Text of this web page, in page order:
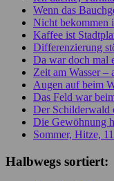
Wenn das
Nicht bekommen
Kaffee ist
Differenzierung
Da war doch mal
Zeit am Wasser –
Augen auf beim
Das Feld war
Der Schilderwald
Die Gewöhnung
Sommer, Hitze,
Halbwegs sortiert: